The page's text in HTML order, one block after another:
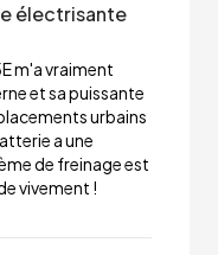
électrisante
m'a vraiment
et sa puissante
urbains
a une
de freinage est
vivement !